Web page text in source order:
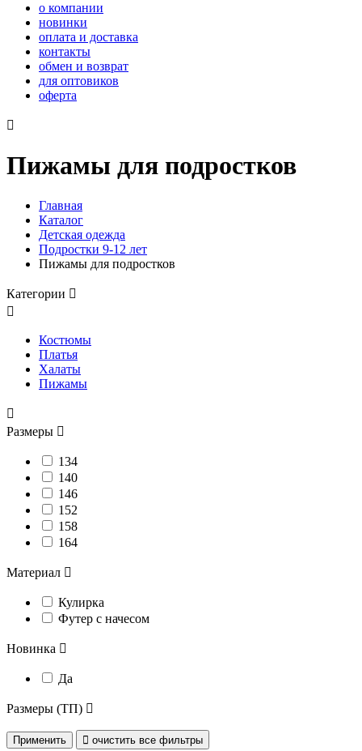
о компании
новинки
оплата и доставка
контакты
обмен и возврат
для оптовиков
оферта

Пижамы для подростков
Главная
Каталог
Детская одежда
Подростки 9-12 лет
Пижамы для подростков
Категории 

Костюмы
Платья
Халаты
Пижамы

Размеры 
134
140
146
152
158
164
Материал 
Кулирка
Футер с начесом
Новинка 
Да
Размеры (ТП) 
Применить  очистить все фильтры